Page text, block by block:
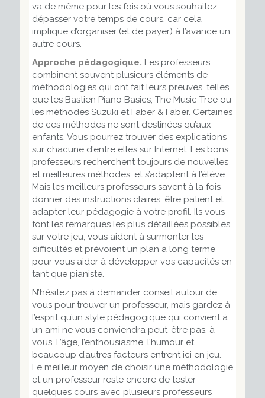
va de même pour les fois où vous souhaitez
dépasser votre temps de cours, car cela
implique d’organiser (et de payer) à l’avance un
autre cours.
Approche pédagogique. Les professeurs
combinent souvent plusieurs éléments de
méthodologies qui ont fait leurs preuves, telles
que les Bastien Piano Basics, The Music Tree ou
les méthodes Suzuki et Faber & Faber. Certaines
de ces méthodes ne sont destinées qu’aux
enfants. Vous pourrez trouver des explications
sur chacune d'entre elles sur Internet. Les bons
professeurs recherchent toujours de nouvelles
et meilleures méthodes, et s’adaptent à l’élève.
Mais les meilleursprofesseurs savent à la fois
donner des instructions claires, être patient et
adapter leur pédagogie à votre profil. Ils vous
font les remarques les plus détaillées possibles
sur votre jeu, vous aident à surmonter les
difficultés et prévoient un plan à long terme
pour vous aider à développer vos capacités en
tant que pianiste.
N’hésitez pas à demander conseil autour de
vous pour trouver un professeur, mais gardez à
l’esprit qu’un style pédagogique qui convient à
un ami ne vous conviendra peut-être pas, à
vous. L’âge, l’enthousiasme, l’humour et
beaucoup d’autres facteurs entrent ici en jeu.
Le meilleur moyen de choisir une méthodologie
et un professeur reste encore de tester
quelques cours avec plusieurs professeurs